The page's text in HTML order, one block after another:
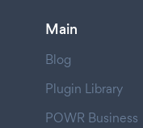
Main
Blog
Plugin Library
POWR Business